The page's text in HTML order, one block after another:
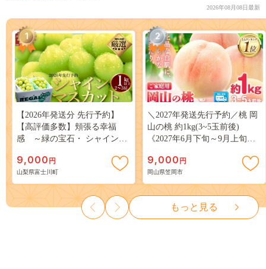
2026年08月08日最新
1
【2026年発送分 先行予約】
【高評価多数】頬張る幸福
感 ～緑の宝石・ シャインマ
３房） フルーツ 山梨県産 果
物 くだもの シャイン マスカ
ット ぶどう ブドウ 葡萄 大粒
種なし 先行予約 富士川町
10000円 一万円 9000円 九千円
9,000 円
山梨県富士川町
2
＼2027年発送先行予約／桃 岡
山の桃 約1kg(3~5玉前後)
《2027年6月下旬～9月上旬頃
岡山 はくとう スイーツ フル
ーツ 果物 デザート 旬 モモ も
も 先行予約 送料無料 果物 岡
山県 笠岡市 清水白桃 白鳳 白
麗 クール便---
kasaoka_zsy_419_100---
9,000 円
岡山県笠岡市
もっと見る